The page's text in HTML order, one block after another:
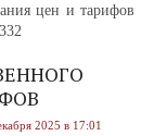
цен и тарифов
2025 в 17:01